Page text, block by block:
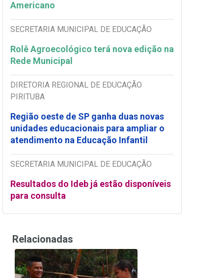
Americano
SECRETARIA MUNICIPAL DE EDUCAÇÃO
Rolê Agroecológico terá nova edição na
Rede Municipal
DIRETORIA REGIONAL DE EDUCAÇÃO
PIRITUBA
Região oeste de SP ganha duas novas
unidades educacionais para ampliar o
atendimento na Educação Infantil
SECRETARIA MUNICIPAL DE EDUCAÇÃO
Resultados do Ideb já estão disponíveis
para consulta
Relacionadas